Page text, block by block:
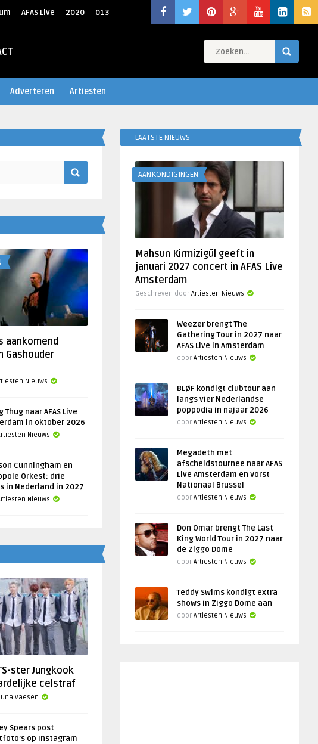
AFAS Live 2020 013
Adverteren Artiesten
aankomend
Gashouder
Nieuws
Thug naar AFAS Live
in oktober 2026
Nieuws
Cunningham en
Orkest: drie
in Nederland in 2027
Nieuws
ster Jungkook
celstraf
Vaesen
Spears post
op Instagram
LAATSTE NIEUWS
AANKONDIGINGEN
Mahsun Kirmizigül geeft in
januari 2027 concert in AFAS Live
Amsterdam
Geschreven door Artiesten Nieuws
Weezer brengt The
Gathering Tour in 2027 naar
AFAS Live in Amsterdam
door Artiesten Nieuws
BLØF kondigt clubtour aan
langs vier Nederlandse
poppodia in najaar 2026
door Artiesten Nieuws
Megadeth met
afscheidstournee naar AFAS
Live Amsterdam en Vorst
Nationaal Brussel
door Artiesten Nieuws
Don Omar brengt The Last
King World Tour in 2027 naar
de Ziggo Dome
door Artiesten Nieuws
Teddy Swims kondigt extra
shows in Ziggo Dome aan
door Artiesten Nieuws